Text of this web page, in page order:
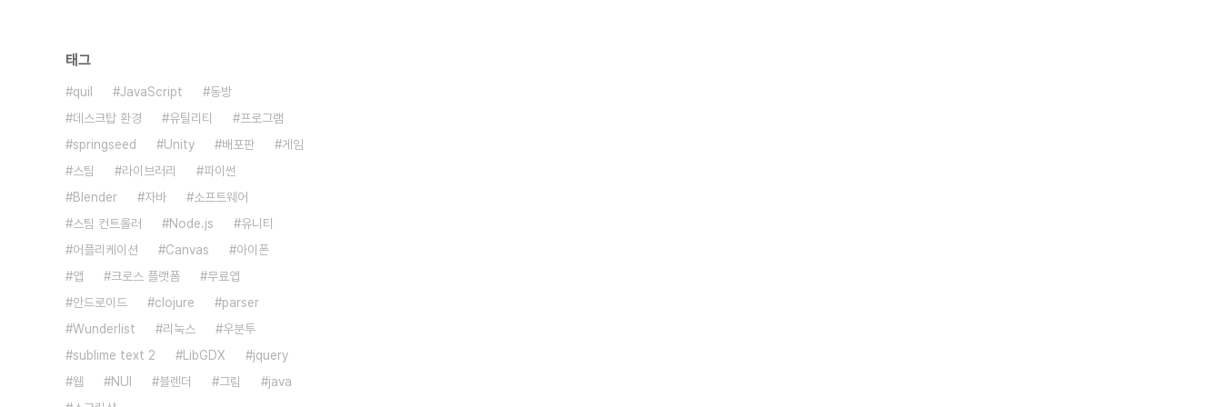
태그
quil JavaScript
동방
데스크탑 환경
유틸리티
프로그램
springseed
Unity 배포판
게임
스팀
라이브러리
파이썬
Blender
자바
소프트웨어
스팀 컨트롤러
Node.js
유니티
어플리케이션
Canvas
아이폰
앱
크로스 플랫폼
무료앱
안드로이드
clojure
parser
Wunderlist
리눅스
우분투
sublime text 2
LibGDX
jquery
웹
NUI 블렌더 그림
java